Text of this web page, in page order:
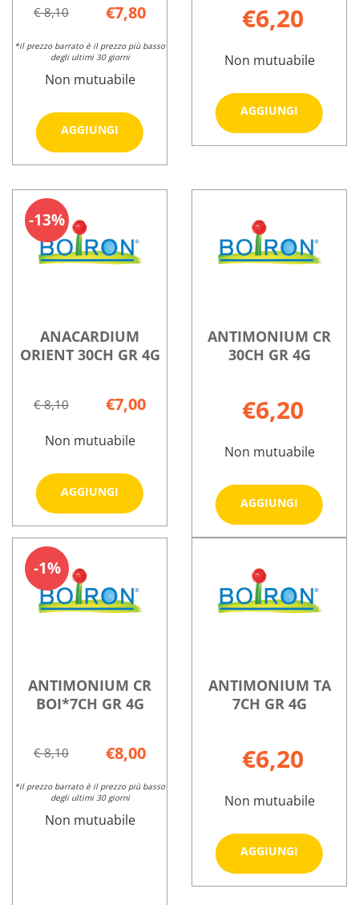
€ 8,10 €7,80
*il prezzo barrato è il prezzo più basso
degli ultimi 30 giorni
Non mutuabile
AGGIUNGI
Aggiungi AGRAPHIS
NUT
BOI*5CH
su AGRAPHIS
GR
4G
€6,20
Non mutuabile
AGGIUNGI
Aggiungi
CEPA
5CH
CEPA
4G
ANACARDIUM
ORIENT 30CH GR 4G
13%
€ 8,10 €7,00
Non mutuabile
AGGIUNGI
Aggiungi ANACARDIUM
ORIENT
30CH
GR
Informazioni
30CH
GR
ANTIMONIUM CR
30CH GR 4G
€6,20
Non mutuabile
AGGIUNGI
Aggiungi
CR
30CH
carrello
30CH
GR
ANTIMONIUM CR
BOI*7CH GR 4G
1%
€ 8,10 €8,00
*il prezzo barrato è il prezzo più basso
degli ultimi 30 giorni
Non mutuabile
ANTIMONIUM TA
7CH GR 4G
€6,20
Non mutuabile
AGGIUNGI
Aggiungi
TA
7CH